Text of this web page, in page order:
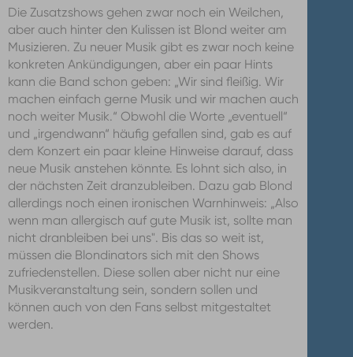
Die Zusatzshows gehen zwar noch ein Weilchen,
aber auch hinter den Kulissen ist Blond weiter am
Musizieren. Zu neuer Musik gibt es zwar noch keine
konkreten Ankündigungen, aber ein paar Hints
kann die Band schon geben: „Wir sind fleißig. Wir
machen einfach gerne Musik und wir machen auch
noch weiter Musik.“ Obwohl die Worte „eventuell“
und „irgendwann“ häufig gefallen sind, gab es auf
dem Konzert ein paar kleine Hinweise darauf, dass
neue Musik anstehen könnte. Es lohnt sich also, in
der nächsten Zeit dranzubleiben. Dazu gab Blond
allerdings noch einen ironischen Warnhinweis: „Also
wenn man allergisch auf gute Musik ist, sollte man
nicht dranbleiben bei uns". Bis das so weit ist,
müssen die Blondinators sich mit den Shows
zufriedenstellen. Diese sollen aber nicht nur eine
Musikveranstaltung sein, sondern sollen und
können auch von den Fans selbst mitgestaltet
werden.